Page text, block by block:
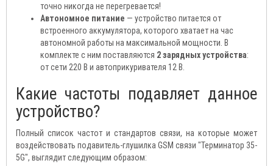
точно никогда не перегревается!
Автономное питание — устройство питается от
встроенного аккумулятора, которого хватает на час
автономной работы на максимальной мощности. В
комплекте с ним поставляются 2 зарядных устройства:
от сети 220 В и автоприкуривателя 12 В.
Какие частоты подавляет данное
устройство?
Полный список частот и стандартов связи, на которые может
воздействовать подавитель-глушилка GSM связи "Терминатор 35-
5G", выглядит следующим образом: